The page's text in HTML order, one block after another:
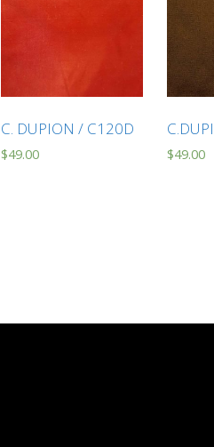
C. DUPION / C120D
$49.00 $49.00